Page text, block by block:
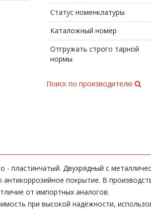
Статус номенклатуры
Каталожный номер
Отгружать строго тарной
нормы
Поиск по производителю
- пластинчатый. Двухрядный с
покрытие. В
от импортных аналогов.
при высокой надёжности,